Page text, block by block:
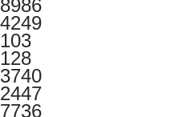
8986
4249
103
128
3740
2447
7736